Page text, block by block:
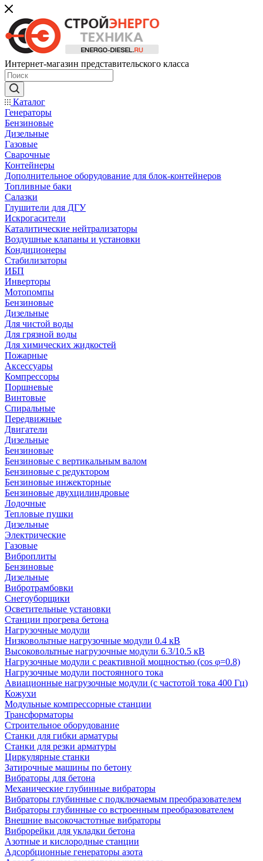
Интернет-магазин представительского класса
Каталог
Генераторы
Бензиновые
Дизельные
Газовые
Сварочные
Контейнеры
Дополнительное оборудование для блок-контейнеров
Топливные баки
Салазки
Глушители для ДГУ
Искрогасители
Каталитические нейтрализаторы
Воздушные клапаны и установки
Кондиционеры
Стабилизаторы
ИБП
Инверторы
Мотопомпы
Бензиновые
Дизельные
Для чистой воды
Для грязной воды
Для химических жидкостей
Пожарные
Аксессуары
Компрессоры
Поршневые
Винтовые
Спиральные
Передвижные
Двигатели
Дизельные
Бензиновые
Бензиновые с вертикальным валом
Бензиновые с редуктором
Бензиновые инжекторные
Бензиновые двухцилиндровые
Лодочные
Тепловые пушки
Дизельные
Электрические
Газовые
Виброплиты
Бензиновые
Дизельные
Вибротрамбовки
Снегоуборщики
Осветительные установки
Станции прогрева бетона
Нагрузочные модули
Низковольтные нагрузочные модули 0.4 кВ
Высоковольтные нагрузочные модули 6.3/10.5 кВ
Нагрузочные модули с реактивной мощностью (cos φ=0.8)
Нагрузочные модули постоянного тока
Авиационные нагрузочные модули (с частотой тока 400 Гц)
Кожухи
Модульные компрессорные станции
Трансформаторы
Строительное оборудование
Станки для гибки арматуры
Станки для резки арматуры
Циркулярные станки
Затирочные машины по бетону
Вибраторы для бетона
Механические глубинные вибраторы
Вибраторы глубинные с подключаемым преобразователем
Вибраторы глубинные со встроенным преобразователем
Внешние высокочастотные вибраторы
Виброрейки для укладки бетона
Азотные и кислородные станции
Адсорбционные генераторы азота